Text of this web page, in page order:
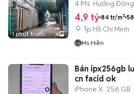
1 phút trước 4
4 PN Hướng Đông
4,9 tỷ 84 tr/m²
Tp Hồ Chí Minh
Ms Hiền
Bán ipx256gb
cn facid ok
iPhone X 256 GB